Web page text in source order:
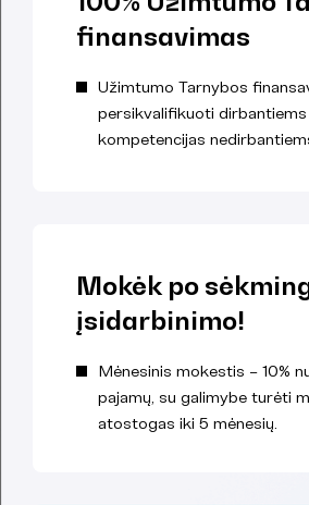
finansavimas
Užimtumo Tarnybos
persikvalifikuoti
kompetencijas
Mokėk po
įsidarbinimo!
Mėnesinis mokestis – 10%
pajamų, su galimybe turėti
atostogas iki 5 mėnesių.